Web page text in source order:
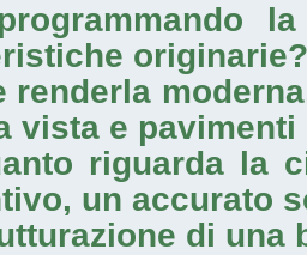
la
originarie?
renderla
vista e pavimenti
riguarda la
un accurato
di una